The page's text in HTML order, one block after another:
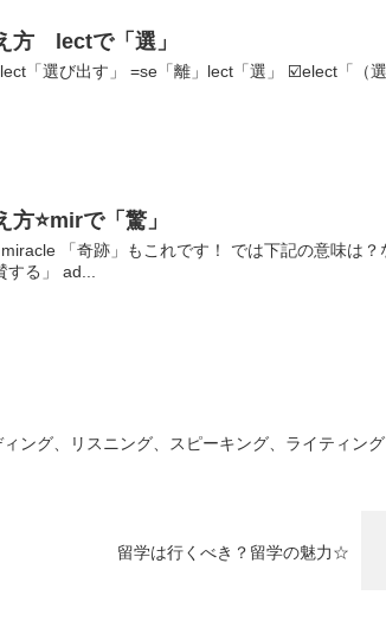
方 lectで「選」
「選び出す」 =se「離」lect「選」 ☑️elect「（選
⭐mirで「驚」
「奇跡」もこれです！ では下記の意味は？
る」 ad...
ング、リスニング、スピーキング、ライティング
留学は行くべき？留学の魅力☆